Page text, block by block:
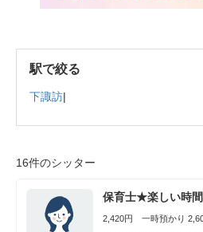
駅で絞る
下諏訪|
16件のシッター
保育士★楽しい時
2,420円 一時預かり